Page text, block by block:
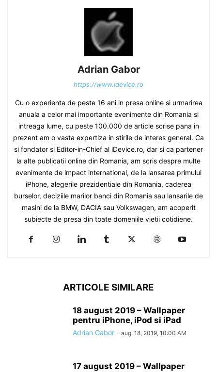
Adrian Gabor
https://www.idevice.ro
Cu o experienta de peste 16 ani in presa online si urmarirea
anuala a celor mai importante evenimente din Romania si
intreaga lume, cu peste 100.000 de article scrise pana in
prezent am o vasta expertiza in stirile de interes general. Ca
si fondator si Editor-in-Chief al iDevice.ro, dar si ca partener
la alte publicatii online din Romania, am scris despre multe
evenimente de impact international, de la lansarea primului
iPhone, alegerile prezidentiale din Romania, caderea
burselor, deciziile marilor banci din Romania sau lansarile de
masini de la BMW, DACIA sau Volkswagen, am acoperit
subiecte de presa din toate domeniile vietii cotidiene.
ARTICOLE SIMILARE
18 august 2019 – Wallpaper
pentru iPhone, iPod si iPad
Adrian Gabor - aug. 18, 2019, 10:00 AM
17 august 2019 – Wallpaper